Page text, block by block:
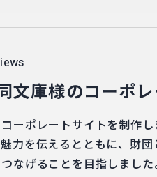
文庫様のコーポ
ーポレートサイトを制作
力を伝えるとともに、財
なげることを目指しまし